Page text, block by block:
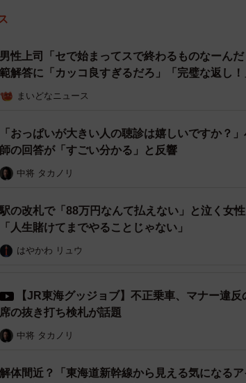
男性上司「セで始まってスで終わるものなーん
範解答に「カッコ良すぎるだろ」「完璧な返し！
まいどなニュース
「おっぱいが大きい人の聴診は嬉しいですか？
師の回答が「すごい分かる」と反響
中将 タカノリ
駅の改札で「88万円なんて払えない」と泣く女
「人生賭けてまでやることじゃない」
はやかわ リュウ
【JR東海グッジョブ】不正乗車、マナー違
席の抜き打ち検札が話題
中将 タカノリ
解体間近？「東海道新幹線から見える気になる